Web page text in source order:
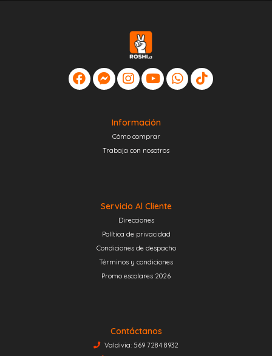
Información
Cómo comprar
Trabaja con nosotros
Servicio Al Cliente
Direcciones
Política de privacidad
Condiciones de despacho
Términos y condiciones
Promo escolares 2026
Contáctanos
Valdivia: 569 7284 8932